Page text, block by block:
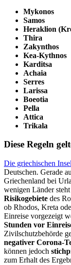
Mykonos
Samos
Heraklion
Thira
Zakynthos
Kea-Kythnos
Karditsa
Achaia
Serres
Larissa
Boeotia
Pella
Attica
Trikala
Diese Regeln
Die griechischen
Deutschen. Gerade
Griechenland bei
wenigen Länder steht
Risikogebiete des
ob Rhodos, Kreta
Einreise vorgezeigt
Stunden vor
Zivilschutzbehörde
negativer Corona-
können jedoch
zum Erhalt des